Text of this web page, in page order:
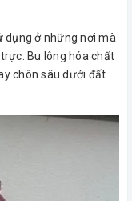
dụng ở những nơi mà
Bu lông hóa chất
chôn sâu dưới đất